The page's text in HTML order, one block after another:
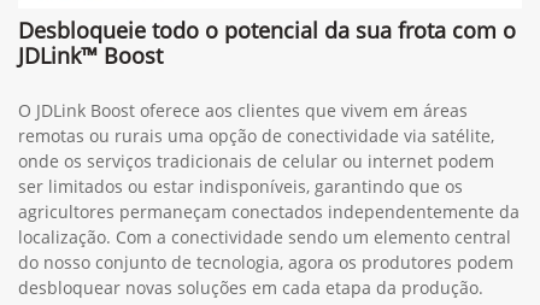
Desbloqueie todo o potencial da sua frota com o
JDLink™ Boost
O JDLink Boost oferece aos clientes que vivem em áreas
remotas ou rurais uma opção de conectividade via satélite,
onde os serviços tradicionais de celular ou internet podem
ser limitados ou estar indisponíveis, garantindo que os
agricultores permaneçam conectados independentemente da
localização. Com a conectividade sendo um elemento central
do nosso conjunto de tecnologia, agora os produtores podem
desbloquear novas soluções em cada etapa da produção.